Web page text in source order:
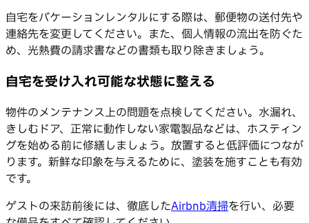
自宅をバケーションレンタルにする際は、郵便物の送付先や
連絡先を変更してください。また、個人情報の流出を防ぐた
め、光熱費の請求書などの書類も取り除きましょう。
自宅を受け入れ可能な状態に整える
物件のメンテナンス上の問題を点検してください。水漏れ、
きしむドア、正常に動作しない家電製品などは、ホスティン
グを始める前に修繕しましょう。放置すると低評価につなが
ります。新鮮な印象を与えるために、塗装を施すことも有効
です。
ゲストの来訪前後には、徹底したAirbnb清掃を行い、必要